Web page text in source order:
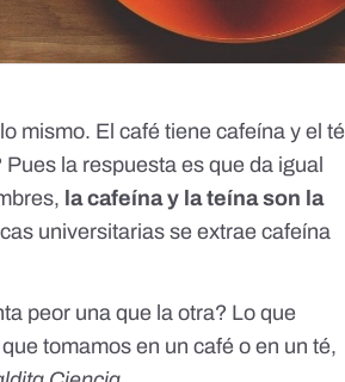
mismo. El café tiene cafeína y el té
la respuesta es que da igual
la cafeína y la teína son la
universitarias se extrae cafeína
peor una que la otra? Lo que
tomamos en un café o en un té,